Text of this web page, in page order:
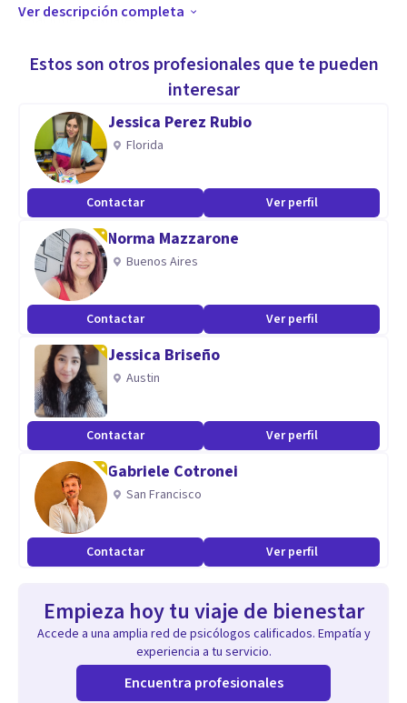
relaciones sexuales
Ver descripción completa
Estos son otros profesionales que te pueden
interesar
Jessica Perez Rubio
Florida
Contactar Ver perfil
Norma Mazzarone
Buenos Aires
Contactar Ver perfil
Jessica Briseño
Austin
Contactar Ver perfil
Gabriele Cotronei
San Francisco
Contactar Ver perfil
Empieza hoy tu viaje de bienestar
Accede a una amplia red de psicólogos calificados. Empatía y
experiencia a tu servicio.
Encuentra profesionales